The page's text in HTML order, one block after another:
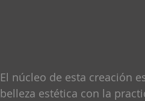
El núcleo de esta creación
belleza estética con la